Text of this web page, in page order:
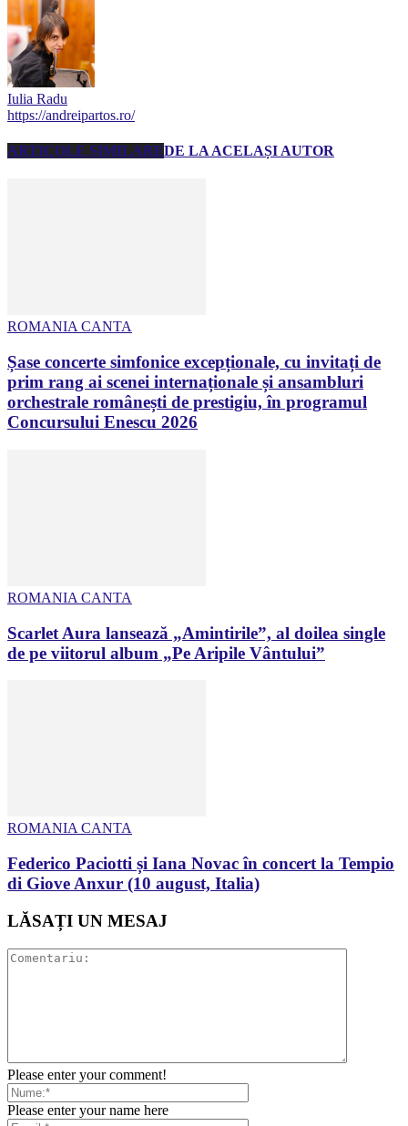
Iulia Radu
https://andreipartos.ro/
ARTICOLE SIMILAREDE LA ACELAȘI AUTOR
ROMANIA CANTA
Șase concerte simfonice excepționale, cu invitați de
prim rang ai scenei internaționale și ansambluri
orchestrale românești de prestigiu, în programul
Concursului Enescu 2026
ROMANIA CANTA
Scarlet Aura lansează „Amintirile”, al doilea single
de pe viitorul album „Pe Aripile Vântului”
ROMANIA CANTA
Federico Paciotti și Iana Novac în concert la Tempio
di Giove Anxur (10 august, Italia)
LĂSAȚI UN MESAJ
Please enter your comment!
Please enter your name here